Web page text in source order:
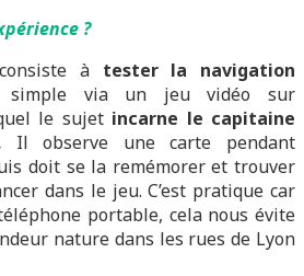
?
àtester la navigation
simple via un jeu vidéo sur
le sujet incarne le capitaine
Il observe une carte pendant
doit se la remémorer et trouver
dans le jeu. C’est pratique car
portable, cela nous évite
nature dans les rues de Lyon